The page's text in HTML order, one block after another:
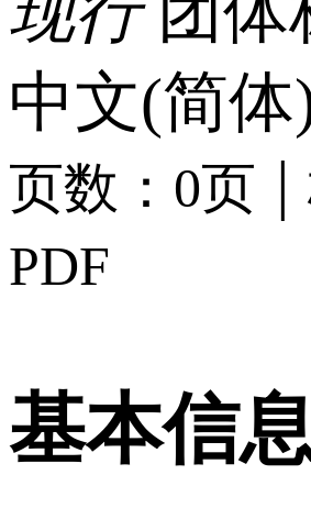
中文(简体
页数：0页 |
PDF
基本信